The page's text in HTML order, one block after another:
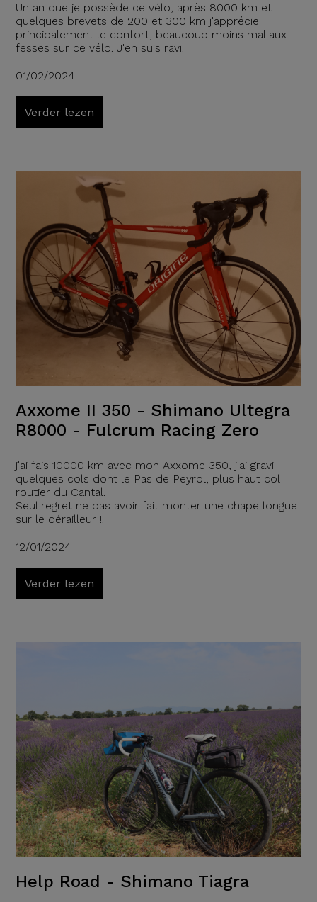
Un an que je possède ce vélo, après 8000 km et
quelques brevets de 200 et 300 km j'apprécie
principalement le confort, beaucoup moins mal aux
fesses sur ce vélo. J'en suis ravi.
01/02/2024
Verder lezen
Axxome II 350 - Shimano Ultegra
R8000 - Fulcrum Racing Zero
j'ai fais 10000 km avec mon Axxome 350, j'ai gravi
quelques cols dont le Pas de Peyrol, plus haut col
routier du Cantal.
Seul regret ne pas avoir fait monter une chape longue
sur le dérailleur !!
12/01/2024
Verder lezen
Help Road - Shimano Tiagra